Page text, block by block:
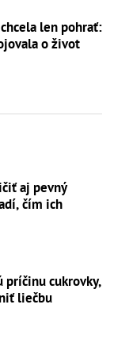
len pohrať:
o život
aj pevný
čím ich
príčinu cukrovky,
liečbu